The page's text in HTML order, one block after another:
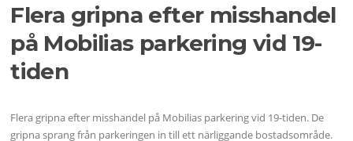
Flera gripna efter misshandel
på Mobilias parkering vid 19-
tiden
Flera gripna efter misshandel på Mobilias parkering vid 19-tiden. De
gripna sprang från parkeringen in till ett närliggande bostadsområde.